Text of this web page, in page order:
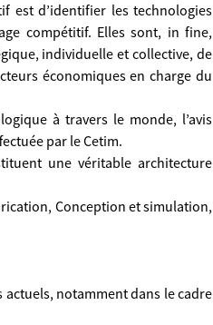
est d’identifier les technologies
compétitif. Elles sont, in fine,
individuelle et collective, de
économiques en charge du
à travers le monde, l’avis
par le Cetim.
une véritable architecture
Conception et simulation,
notamment dans le cadre